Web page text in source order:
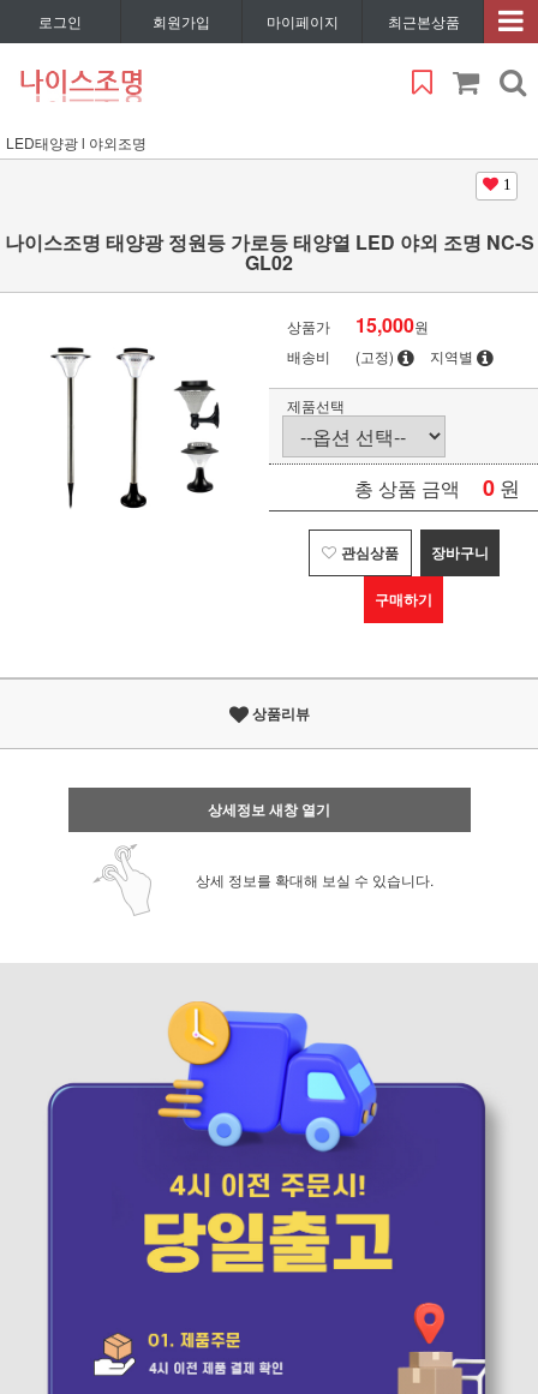
로그인 회원가입 마이페이지 최근본상품
LED태양광 l 야외조명
1
나이스조명 태양광 정원등 가로등 태양열 LED 야외 조명 NC-S
GL02
상품가 15,000원
배송비
(고정) 지역별
제품선택
총 상품 금액 0 원
관심상품 장바구니
구매하기
상품리뷰
상세정보 새창 열기
상세 정보를 확대해 보실 수 있습니다.